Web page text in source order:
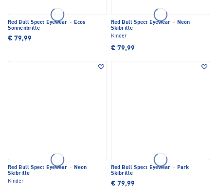
Red Bull Spect Eyewear · Ecos
Sonnenbrille
€ 79,99
Red Bull Spect Eyewear · Neon
Skibrille
Kinder
€ 79,99
Red Bull Spect Eyewear · Neon
Skibrille
Kinder
Red Bull Spect Eyewear · Park
Skibrille
€ 79,99